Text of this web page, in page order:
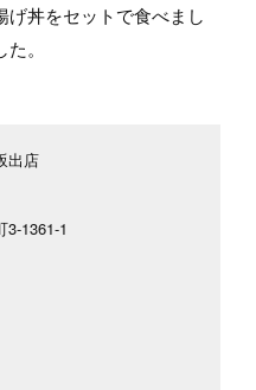
丼をセットで食べまし
。
出店
3-1361-1